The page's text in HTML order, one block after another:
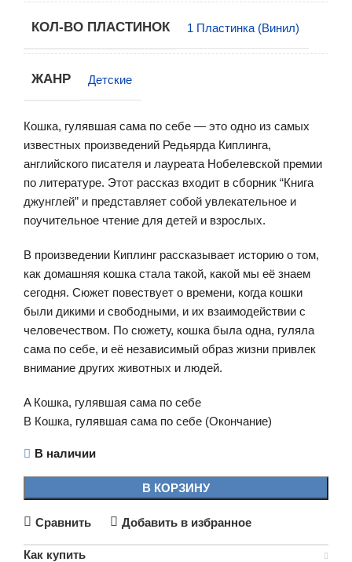
КОЛ-ВО ПЛАСТИНОК 1 Пластинка (Винил)
ЖАНР Детские
Кошка, гулявшая сама по себе — это одно из самых
известных произведений Редьярда Киплинга,
английского писателя и лауреата Нобелевской премии
по литературе. Этот рассказ входит в сборник “Книга
джунглей” и представляет собой увлекательное и
поучительное чтение для детей и взрослых.
В произведении Киплинг рассказывает историю о том,
как домашняя кошка стала такой, какой мы её знаем
сегодня. Сюжет повествует о времени, когда кошки
были дикими и свободными, и их взаимодействии с
человечеством. По сюжету, кошка была одна, гуляла
сама по себе, и её независимый образ жизни привлек
внимание других животных и людей.
A Кошка, гулявшая сама по себе
B Кошка, гулявшая сама по себе (Окончание)
В наличии
В КОРЗИНУ
Сравнить Добавить в избранное
Как купить